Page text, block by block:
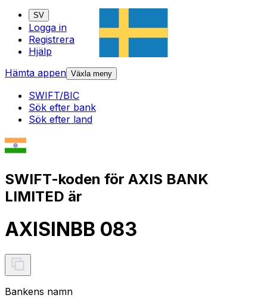
SV
Logga in
Registrera
Hjälp
Hämta appen Växla meny
SWIFT/BIC
Sök efter bank
Sök efter land
SWIFT-koden för AXIS BANK
LIMITED är
AXISINBB 083
Bankens namn